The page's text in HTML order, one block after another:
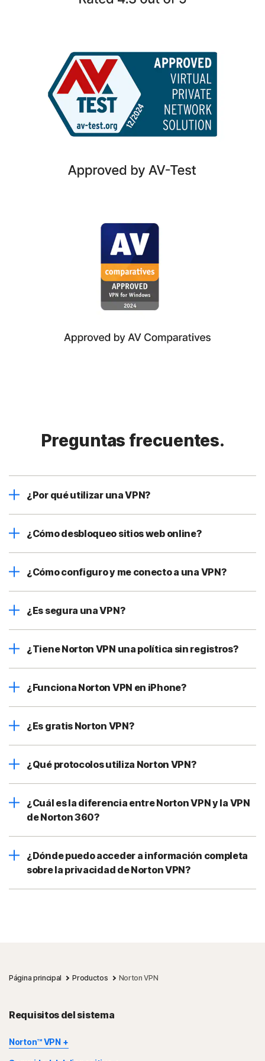
Preguntas frecuentes.
¿Por qué utilizar una VPN?
¿Cómo desbloqueo sitios web online?
¿Cómo configuro y me conecto a una VPN?
¿Es segura una VPN?
¿Tiene Norton VPN una política sin registros?
¿Funciona Norton VPN en iPhone?
¿Es gratis Norton VPN?
¿Qué protocolos utiliza Norton VPN?
¿Cuál es la diferencia entre Norton VPN y la VPN
de Norton 360?
¿Dónde puedo acceder a información completa
sobre la privacidad de Norton VPN?
Página principal Productos Norton VPN
Requisitos del sistema
Norton™ VPN